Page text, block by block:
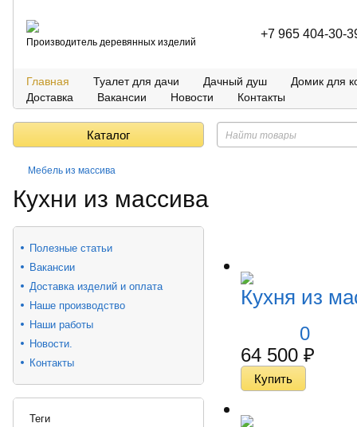
Производитель деревянных изделий
+7 965 404-30-
Главная Туалет для дачи Дачный душ
Домик для
Доставка
Вакансии Новости Контакты
Каталог
Мебель из массива
Кухни из массива
Полезные статьи
Вакансии
Доставка изделий и оплата
Наше производство
Наши работы
Новости.
Контакты
Теги
Кухня из
0
64 500 ₽